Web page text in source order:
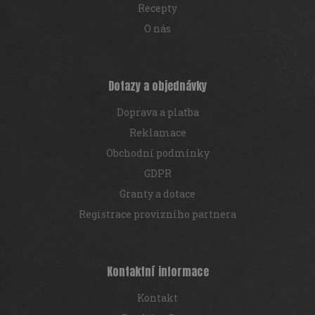
ý
p
Recepty
O nás
Dotazy a objednávky
Doprava a platba
Reklamace
Obchodní podmínky
GDPR
Granty a dotace
Registrace provizního partnera
Kontaktní informace
Kontakt